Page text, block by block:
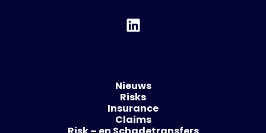
Nieuws
Risks
Insurance
Claims